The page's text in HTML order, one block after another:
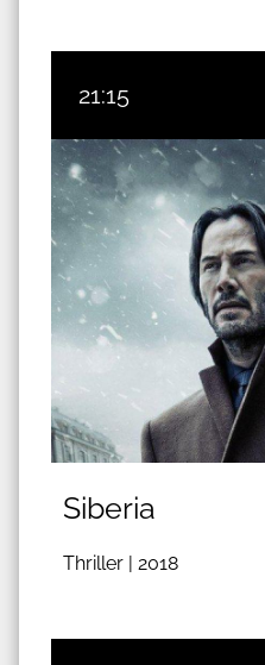
21:15
Siberia
Thriller | 2018